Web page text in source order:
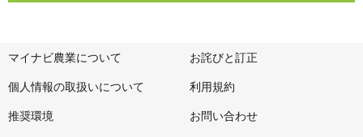
マイナビ農業について お詫びと訂正
個人情報の取扱いについて 利用規約
推奨環境 お問い合わせ